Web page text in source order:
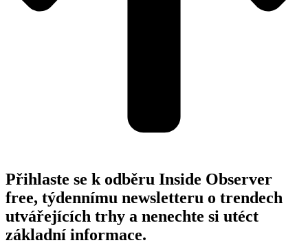
Přihlaste se k odběru Inside Observer
free, týdennímu newsletteru o trendech
utvářejících trhy a nenechte si utéct
základní informace.